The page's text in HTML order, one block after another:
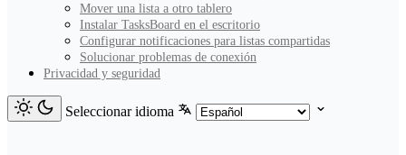
Mover una lista a otro tablero
Instalar TasksBoard en el escritorio
Configurar notificaciones para listas compartidas
Solucionar problemas de conexión
Privacidad y seguridad
Seleccionar idioma